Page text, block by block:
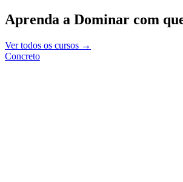
Aprenda a Dominar com
Ver todos os cursos →
Concreto